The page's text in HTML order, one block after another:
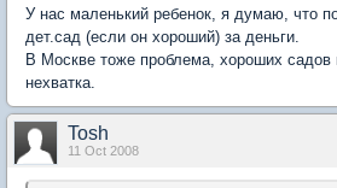
У нас маленький ребенок, я думаю, что
дет.сад (если он хороший) за деньги.
В Москве тоже проблема, хороших садов
нехватка.
Tosh
11 Oct 2008